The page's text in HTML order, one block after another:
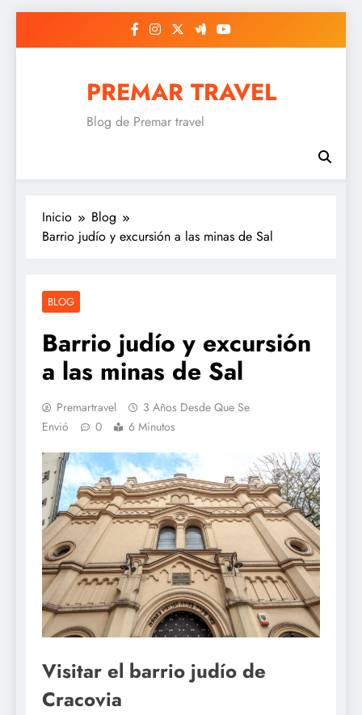
PREMAR TRAVEL
Blog de Premar travel
Inicio
Blog
Barrio judío y excursión a las minas de Sal
BLOG
Barrio judío y excursión
a las minas de Sal
Premartravel
3 Años Desde Que Se
Envió
0 6 Minutos
Visitar el barrio judío de
Cracovia